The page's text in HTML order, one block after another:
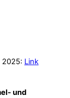
2025: Link
und